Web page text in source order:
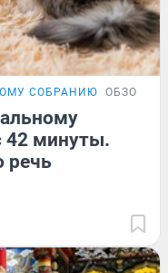
СОБРАНИЮ ОБЗОР
42 минуты.
речь